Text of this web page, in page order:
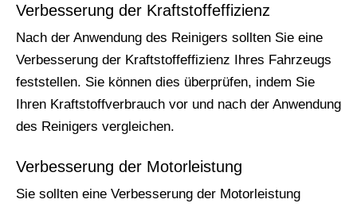
Verbesserung der Kraftstoffeffizienz
Nach der Anwendung des Reinigers sollten Sie eine
Verbesserung der Kraftstoffeffizienz Ihres Fahrzeugs
feststellen. Sie können dies überprüfen, indem Sie
Ihren Kraftstoffverbrauch vor und nach der Anwendung
des Reinigers vergleichen.
Verbesserung der Motorleistung
Sie sollten eine Verbesserung der Motorleistung